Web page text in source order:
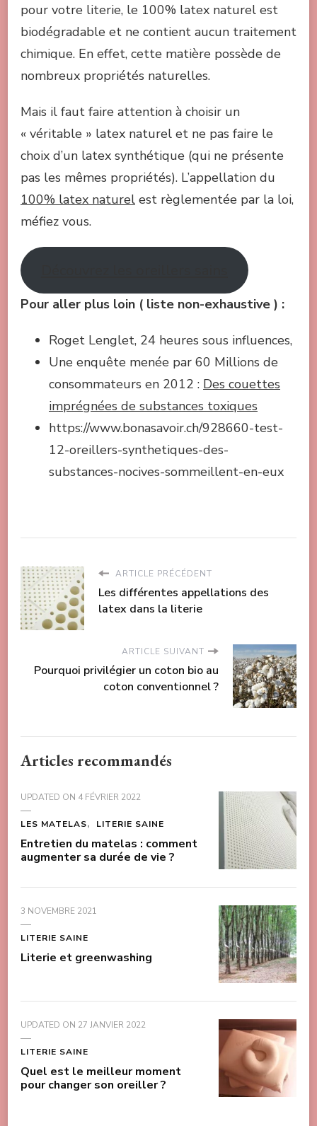
pour votre literie, le 100% latex naturel est
biodégradable et ne contient aucun traitement
chimique. En effet, cette matière possède de
nombreux propriétés naturelles.
Mais il faut faire attention à choisir un
« véritable » latex naturel et ne pas faire le
choix d’un latex synthétique (qui ne présente
pas les mêmes propriétés). L’appellation du
100% latex naturel est règlementée par la loi,
méfiez vous.
Pour aller plus loin ( liste non-exhaustive ) :
Roget Lenglet, 24 heures sous influences,
Une enquête menée par 60 Millions de
consommateurs en 2012 : Des couettes
imprégnées de substances toxiques
https://www.bonasavoir.ch/928660-test-
12-oreillers-synthetiques-des-
substances-nocives-sommeillent-en-eux
ARTICLE PRÉCÉDENT
Les différentes appellations des
latex dans la literie
ARTICLE SUIVANT
Pourquoi privilégier un coton bio au
coton conventionnel ?
Articles recommandés
UPDATED ON 4 FÉVRIER 2022
LES MATELAS LITERIE SAINE
Entretien du matelas : comment
augmenter sa durée de vie ?
3 NOVEMBRE 2021
LITERIE SAINE
Literie et greenwashing
UPDATED ON 27 JANVIER 2022
LITERIE SAINE
Quel est le meilleur moment
pour changer son oreiller ?